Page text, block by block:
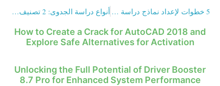
5 خطوات لإعداد نماذج دراسة السوق بشكل احترافي أنواع دراسة الجدوى: 2 تصنيف لدراسة الجدوى مع أنواعهم
How to Create a Crack for AutoCAD 2018 and
Explore Safe Alternatives for Activation
Unlocking the Full Potential of Driver Booster
8.7 Pro for Enhanced System Performance